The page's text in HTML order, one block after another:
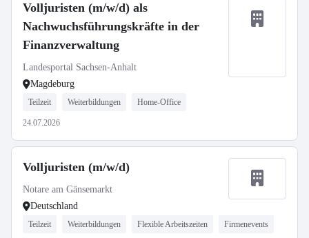
Volljuristen (m/w/d) als
Nachwuchsführungskräfte in der
Finanzverwaltung
Landesportal Sachsen-Anhalt
Magdeburg
Teilzeit Weiterbildungen Home-Office
24.07.2026
Volljuristen (m/w/d)
Notare am Gänsemarkt
Deutschland
Teilzeit Weiterbildungen Flexible Arbeitszeiten Firmenevents